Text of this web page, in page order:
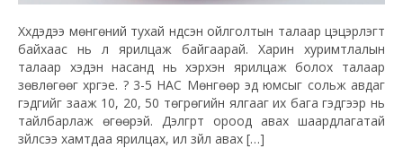
Хүүхдэдээ мөнгөний тухай үндсэн ойлголтын талаар цэцэрлэгт
байхаас нь л ярилцаж байгаарай. Харин хуримтлалын
талаар хэдэн насанд нь хэрхэн ярилцаж болох талаар
зөвлөгөөг хүргэе. ? 3-5 НАС Мөнгөөр эд юмсыг сольж авдаг
гэдгийг зааж 10, 20, 50 төгрөгийн ялгааг их бага гэдгээр нь
тайлбарлаж өгөөрэй. Дэлгүүрт ороод авах шаардлагатай
зүйлсээ хамтдаа ярилцах, илүү зүйл авах […]